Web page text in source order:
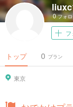
0フォ
トップ プラン
0
東京